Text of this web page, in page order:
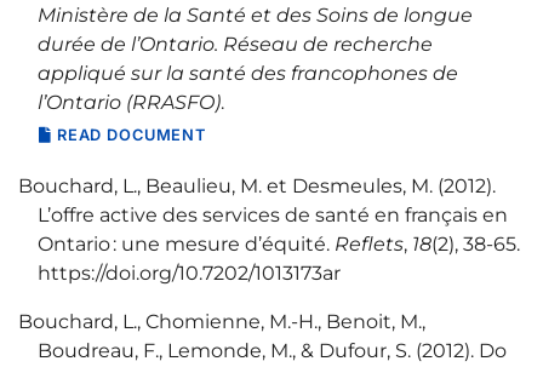
Ministère de la Santé et des Soins de longue
durée de l’Ontario. Réseau de recherche
appliqué sur la santé des francophones de
l’Ontario (RRASFO).
READ DOCUMENT
Bouchard, L., Beaulieu, M. et Desmeules, M. (2012).
L’offre active des services de santé en français en
Ontario : une mesure d’équité. Reflets, 18(2), 38‑65.
https://doi.org/10.7202/1013173ar
Bouchard, L., Chomienne, M.-H., Benoit, M.,
Boudreau, F., Lemonde, M., & Dufour, S. (2012). Do